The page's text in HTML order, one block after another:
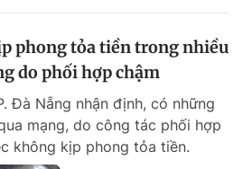
phong tỏa tiền trong nhiều
do phối hợp chậm
Đà Nẵng nhận định, có những
mạng, do công tác phối hợp
không kịp phong tỏa tiền.